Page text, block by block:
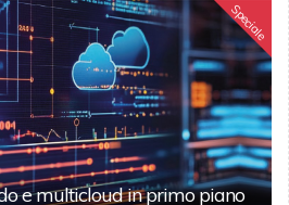
Speciale
e multicloud in primo piano